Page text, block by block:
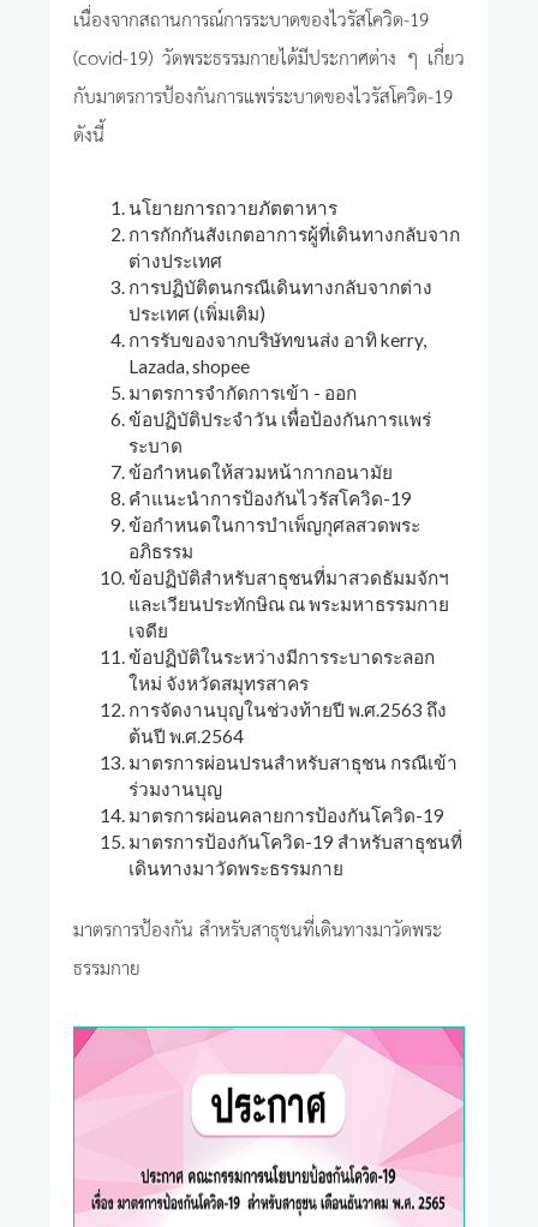
เนื่องจากสถานการณ์การระบาดของไวรัสโควิด-19
(covid-19) วัดพระธรรมกายได้มีประกาศต่าง ๆ เกี่ยว
กับมาตรการป้องกันการแพร่ระบาดของไวรัสโควิด-19
ดังนี้
นโยายการถวายภัตตาหาร
การกักกันสังเกตอาการผู้ที่เดินทางกลับจาก
ต่างประเทศ
การปฏิบัติตนกรณีเดินทางกลับจากต่าง
ประเทศ (เพิ่มเติม)
การรับของจากบริษัทขนส่ง อาทิ kerry,
Lazada, shopee
มาตรการจำกัดการเข้า - ออก
ข้อปฏิบัติประจำวัน เพื่อป้องกันการแพร่
ระบาด
ข้อกำหนดให้สวมหน้ากากอนามัย
คำแนะนำการป้องกันไวรัสโควิด-19
ข้อกำหนดในการบำเพ็ญกุศลสวดพระ
อภิธรรม
ข้อปฏิบัติสำหรับสาธุชนที่มาสวดธัมมจักฯ
และเวียนประทักษิณ ณ พระมหาธรรมกาย
เจดีย
ข้อปฏิบัติในระหว่างมีการระบาดระลอก
ใหม่ จังหวัดสมุทรสาคร
การจัดงานบุญในช่วงท้ายปี พ.ศ.2563 ถึง
ต้นปี พ.ศ.2564
มาตรการผ่อนปรนสำหรับสาธุชน กรณีเข้า
ร่วมงานบุญ
มาตรการผ่อนคลายการป้องกันโควิด-19
มาตรการป้องกันโควิด-19 สำหรับสาธุชนที่
เดินทางมาวัดพระธรรมกาย
มาตรการป้องกัน สำหรับสาธุชนที่เดินทางมาวัดพระ
ธรรมกาย